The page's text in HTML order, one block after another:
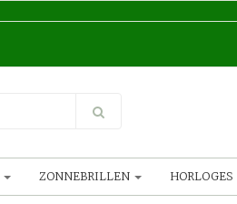
ZONNEBRILLEN HORLOGES